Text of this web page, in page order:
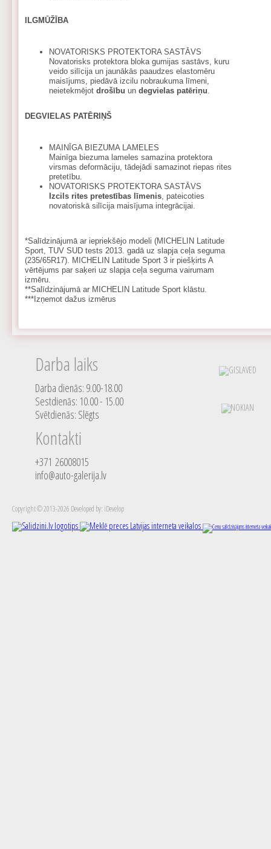
ILGMŪŽĪBA
NOVATORISKS PROTEKTORA SASTĀVS
Novatorisks protektora bloka gumijas sastāvs, kuru
veido silīcija un jaunākās paaudzes elastomēru
maisījums, piedāvā izcilu nobraukuma līmeni,
neietekmējot drošību un degvielas patēriņu.
DEGVIELAS PATĒRIŅŠ
MAINĪGA BIEZUMA LAMELES
Mainīga biezuma lameles samazina protektora
virsmas deformāciju, tādejādi samazinot riepas rites
pretetību.
NOVATORISKS PROTEKTORA SASTĀVS
Izcils rites pretestības līmenis, pateicoties
novatoriskā silīcija maisījuma integrācijai.
*Salīdzinājumā ar iepriekšējo modeli (MICHELIN Latitude
Sport, TUV SUD tests 2013. gadā uz slapja ceļa seguma
(235/65R17). MICHELIN Latitude Sport 3 ir piešķirts A
vērtējums par saķeri uz slapja ceļa seguma vairumam
izmēru.
**Salīdzinājumā ar MICHELIN Latitude Sport klāstu.
***Izņemot dažus izmērus
Darba laiks
Darba dienās: 9.00-18.00
Sestdienās: 10.00 - 15.00
Svētdienās: Slēgts
Kontakti
+371 26008015
info@auto-galerija.lv
Copyright © 2013-2026 Developed by: iDevelop